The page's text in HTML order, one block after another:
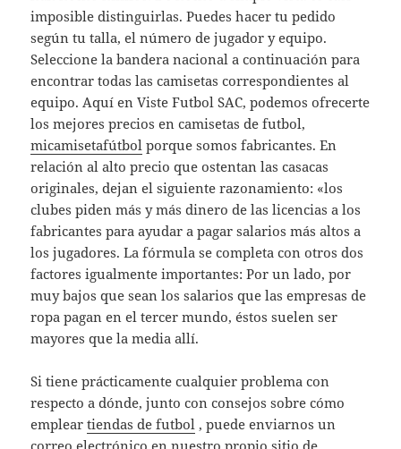
imposible distinguirlas. Puedes hacer tu pedido
según tu talla, el número de jugador y equipo.
Seleccione la bandera nacional a continuación para
encontrar todas las camisetas correspondientes al
equipo. Aquí en Viste Futbol SAC, podemos ofrecerte
los mejores precios en camisetas de futbol,
micamisetafútbol porque somos fabricantes. En
relación al alto precio que ostentan las casacas
originales, dejan el siguiente razonamiento: «los
clubes piden más y más dinero de las licencias a los
fabricantes para ayudar a pagar salarios más altos a
los jugadores. La fórmula se completa con otros dos
factores igualmente importantes: Por un lado, por
muy bajos que sean los salarios que las empresas de
ropa pagan en el tercer mundo, éstos suelen ser
mayores que la media allí.
Si tiene prácticamente cualquier problema con
respecto a dónde, junto con consejos sobre cómo
empleartiendas de futbol , puede enviarnos un
correo electrónico en nuestro propio sitio de